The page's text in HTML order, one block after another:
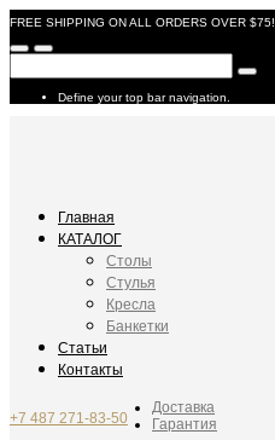
FREE SHIPPING ON ALL ORDERS OVER $75!
Define your top bar navigation.
Главная
КАТАЛОГ
Столы
Стулья
Кресла
Банкетки
Статьи
Контакты
+7 487 271-83-50
Доставка
Гарантия